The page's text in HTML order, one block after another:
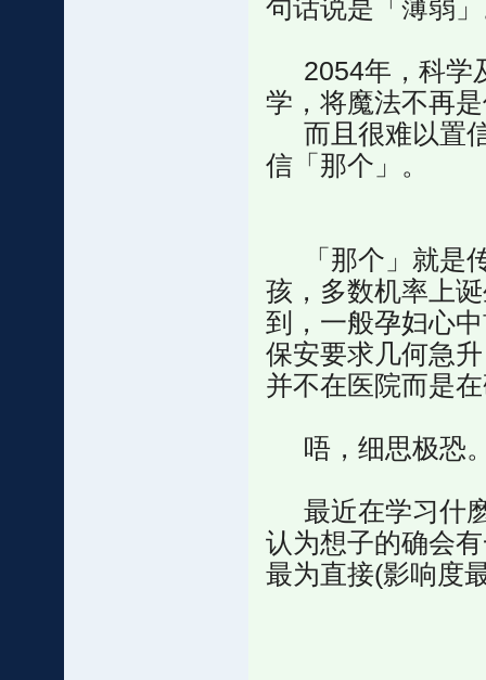
句话说是「薄弱
2054年，科学
学，将魔法不再
而且很难以置
信「那个」。
「那个」就是
孩，多数机率上
到，一般孕妇心
保安要求几何急
并不在医院而是
唔，细思极恐
最近在学习什
认为想子的确会
最为直接(影响度